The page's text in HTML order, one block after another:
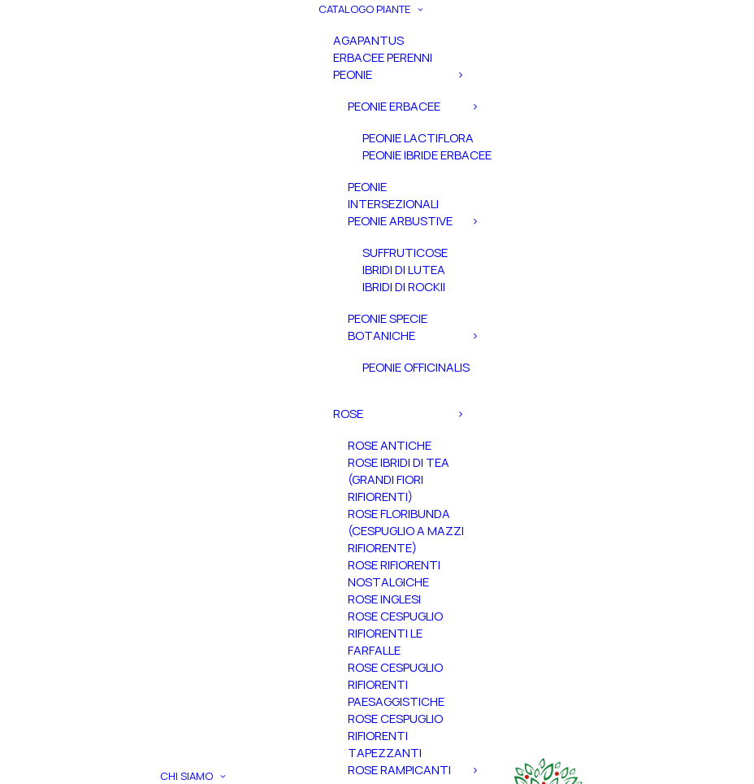
CHI SIAMO
CATALOGO PIANTE
AGAPANTUS
ERBACEE PERENNI
PEONIE
PEONIE ERBACEE
PEONIE LACTIFLORA
PEONIE IBRIDE ERBACEE
PEONIE
INTERSEZIONALI
PEONIE ARBUSTIVE
SUFFRUTICOSE
IBRIDI DI LUTEA
IBRIDI DI ROCKII
PEONIE SPECIE
BOTANICHE
PEONIE OFFICINALIS
ROSE
ROSE ANTICHE
ROSE IBRIDI DI TEA
(GRANDI FIORI
RIFIORENTI)
ROSE FLORIBUNDA
(CESPUGLIO A MAZZI
RIFIORENTE)
ROSE RIFIORENTI
NOSTALGICHE
ROSE INGLESI
ROSE CESPUGLIO
RIFIORENTI LE
FARFALLE
ROSE CESPUGLIO
RIFIORENTI
PAESAGGISTICHE
ROSE CESPUGLIO
RIFIORENTI
TAPEZZANTI
ROSE RAMPICANTI